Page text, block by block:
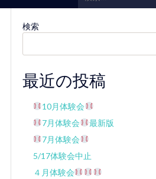
検索
最近の投稿
10月体験会
7月体験会
最新版
7月体験会
5/17体験会中止
４月体験会